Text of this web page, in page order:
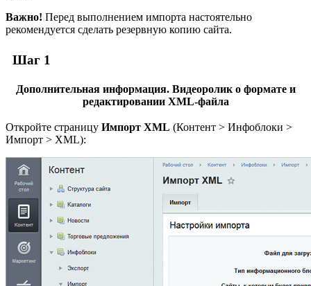
Важно! Перед выполнением импорта настоятельно
рекомендуется сделать резервную копию сайта.
Шаг 1
Дополнительная информация. Видеоролик о формате и
редактировании XML-файла
Откройте страницу Импорт XML (Контент > Инфоблоки >
Импорт > XML):